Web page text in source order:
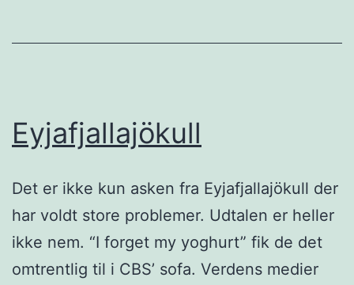
Eyjafjallajökull
Det er ikke kun asken fra Eyjafjallajökull der
har voldt store problemer. Udtalen er heller
ikke nem. “I forget my yoghurt” fik de det
omtrentlig til i CBS’ sofa. Verdens medier